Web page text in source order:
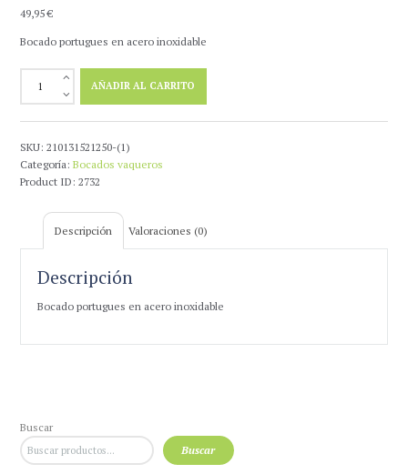
49,95€
Bocado portugues en acero inoxidable
Portugues
cantidad
AÑADIR AL CARRITO
SKU:210131521250-(1)
Categoría:Bocados vaqueros
Product ID:2732
Descripción Valoraciones (0)
Descripción
Bocado portugues en acero inoxidable
Buscar
Buscar